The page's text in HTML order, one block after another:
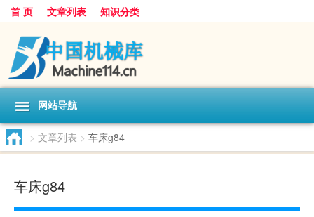
首 页 文章列表 知识分类
网站导航
> 文章列表 > 车床g84
车床g84